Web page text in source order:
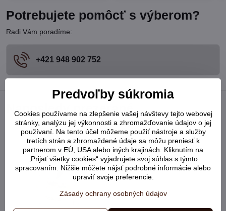
Potrebujete pomôcť s výberom?
Radi Vám poradíme:
+421 948 902 752
Naposledy prezerané
Predvoľby súkromia
Cookies používame na zlepšenie vašej návštevy tejto webovej
stránky, analýzu jej výkonnosti a zhromažďovanie údajov o jej
používaní. Na tento účel môžeme použiť nástroje a služby
tretích strán a zhromaždené údaje sa môžu preniesť k
partnerom v EÚ, USA alebo iných krajinách. Kliknutím na
„Prijať všetky cookies“ vyjadrujete svoj súhlas s týmto
spracovaním. Nižšie môžete nájsť podrobné informácie alebo
upraviť svoje preferencie.
Zásady ochrany osobných údajov